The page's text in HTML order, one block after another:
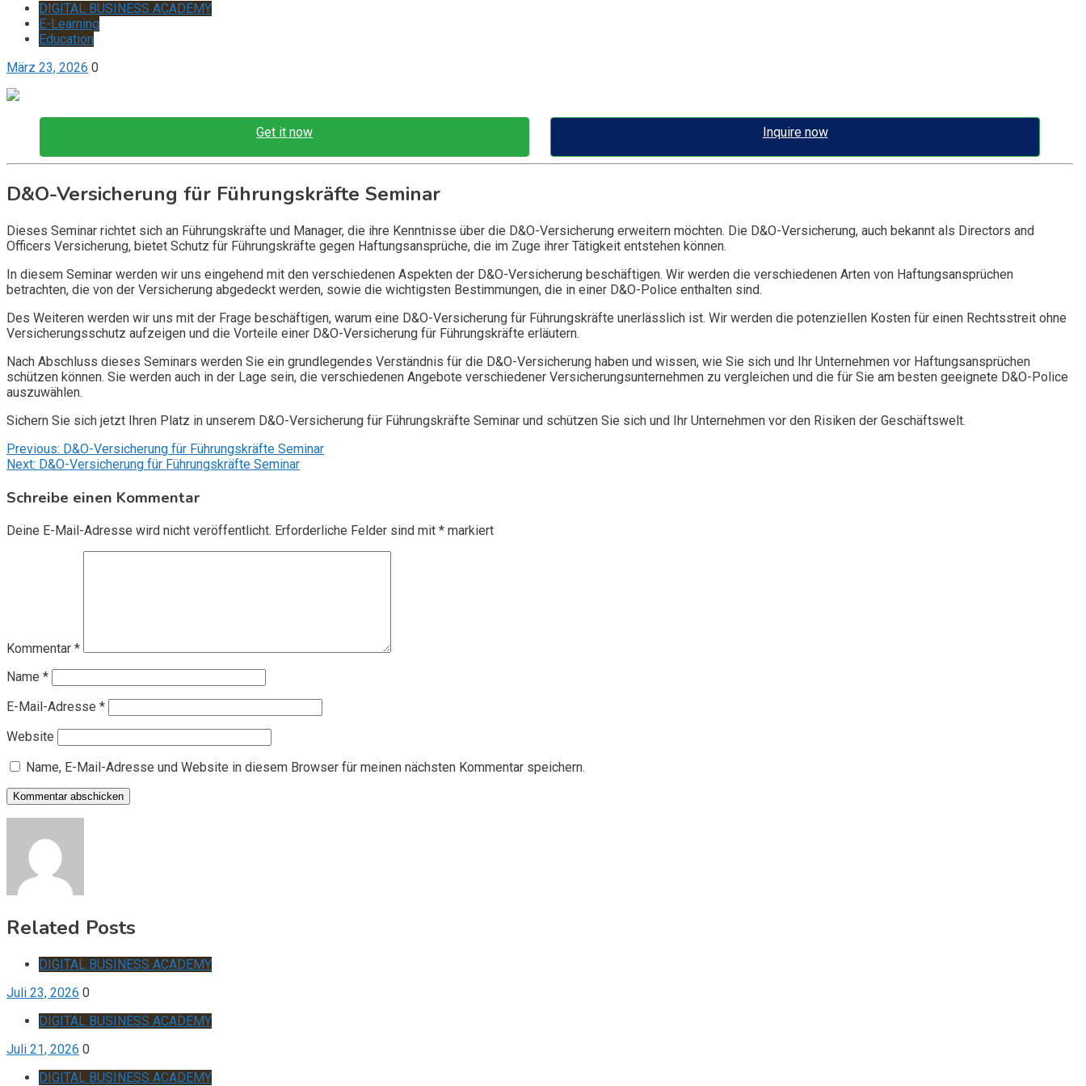
DIGITAL BUSINESS ACADEMY
E-Learning
Education
März 23, 2026 0
Get it now Inquire now
D&O-Versicherung für Führungskräfte Seminar
Dieses Seminar richtet sich an Führungskräfte und Manager, die ihre Kenntnisse über die D&O-Versicherung erweitern möchten. Die D&O-Versicherung, auch bekannt als Directors and
Officers Versicherung, bietet Schutz für Führungskräfte gegen Haftungsansprüche, die im Zuge ihrer Tätigkeit entstehen können.
In diesem Seminar werden wir uns eingehend mit den verschiedenen Aspekten der D&O-Versicherung beschäftigen. Wir werden die verschiedenen Arten von Haftungsansprüchen
betrachten, die von der Versicherung abgedeckt werden, sowie die wichtigsten Bestimmungen, die in einer D&O-Police enthalten sind.
Des Weiteren werden wir uns mit der Frage beschäftigen, warum eine D&O-Versicherung für Führungskräfte unerlässlich ist. Wir werden die potenziellen Kosten für einen Rechtsstreit ohne
Versicherungsschutz aufzeigen und die Vorteile einer D&O-Versicherung für Führungskräfte erläutern.
Nach Abschluss dieses Seminars werden Sie ein grundlegendes Verständnis für die D&O-Versicherung haben und wissen, wie Sie sich und Ihr Unternehmen vor Haftungsansprüchen
schützen können. Sie werden auch in der Lage sein, die verschiedenen Angebote verschiedener Versicherungsunternehmen zu vergleichen und die für Sie am besten geeignete D&O-Police
auszuwählen.
Sichern Sie sich jetzt Ihren Platz in unserem D&O-Versicherung für Führungskräfte Seminar und schützen Sie sich und Ihr Unternehmen vor den Risiken der Geschäftswelt.
Beitragsnavigation
Previous: D&O-Versicherung für Führungskräfte Seminar
Next: D&O-Versicherung für Führungskräfte Seminar
Schreibe einen Kommentar
Deine E-Mail-Adresse wird nicht veröffentlicht. Erforderliche Felder sind mit * markiert
Kommentar *
Name *
E-Mail-Adresse *
Website
Name, E-Mail-Adresse und Website in diesem Browser für meinen nächsten Kommentar speichern.
Related Posts
DIGITAL BUSINESS ACADEMY
Juli 23, 2026 0
DIGITAL BUSINESS ACADEMY
Juli 21, 2026 0
DIGITAL BUSINESS ACADEMY